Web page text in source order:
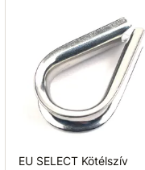
EU SELECT Kötélszív